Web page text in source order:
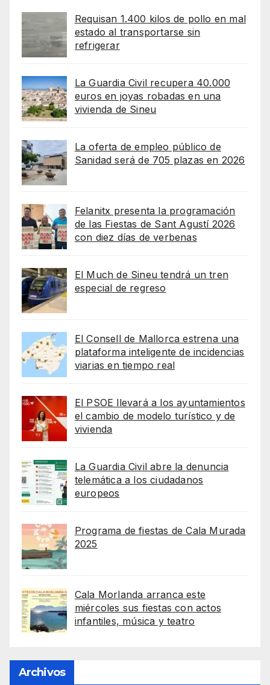
Requisan 1.400 kilos de pollo en mal
estado al transportarse sin
refrigerar
La Guardia Civil recupera 40.000
euros en joyas robadas en una
vivienda de Sineu
La oferta de empleo público de
Sanidad será de 705 plazas en 2026
Felanitx presenta la programación
de las Fiestas de Sant Agustí 2026
con diez días de verbenas
El Much de Sineu tendrá un tren
especial de regreso
El Consell de Mallorca estrena una
plataforma inteligente de incidencias
viarias en tiempo real
El PSOE llevará a los ayuntamientos
el cambio de modelo turístico y de
vivienda
La Guardia Civil abre la denuncia
telemática a los ciudadanos
europeos
Programa de fiestas de Cala Murada
2025
Cala Morlanda arranca este
miércoles sus fiestas con actos
infantiles, música y teatro
Archivos